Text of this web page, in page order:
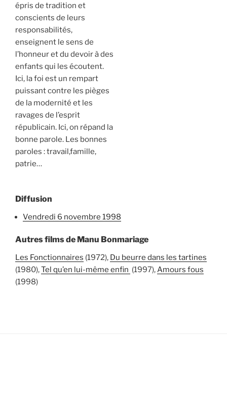
épris de tradition et
conscients de leurs
responsabilités,
enseignent le sens de
l’honneur et du devoir à des
enfants qui les écoutent.
Ici, la foi est un rempart
puissant contre les pièges
de la modernité et les
ravages de l’esprit
républicain. Ici, on répand la
bonne parole. Les bonnes
paroles : travail,famille,
patrie…
Diffusion
vendredi 6 novembre 1998
Autres films de Manu Bonmariage
Les Fonctionnaires (1972), Du beurre dans les tartines
(1980),Tel qu’en lui-même enfin (1997),Amours fous
(1998)